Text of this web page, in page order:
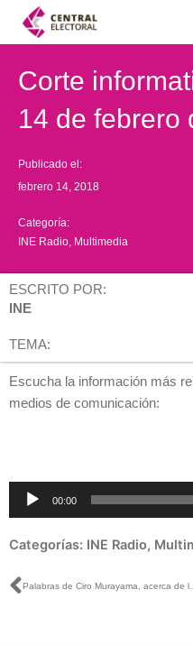
Corte
14 de febrero
Publicado el:
febrero 14, 2018
Categoría:
INE Radio Multimedia
ESCRITO POR:
INE
TEMA:
Escucha la información más
medios de comunicación:
Reproductor
00:00
Categorías: INE Radio,
Ant